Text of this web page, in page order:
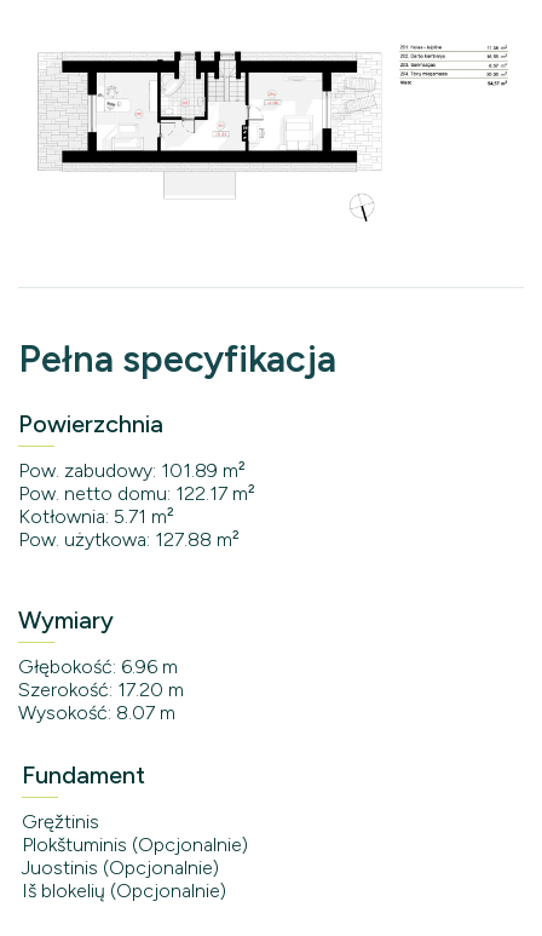
Pełna specyfikacja
Powierzchnia
Pow. zabudowy: 101.89 m²
Pow. netto domu: 122.17 m²
Kotłownia: 5.71 m²
Pow. użytkowa: 127.88 m²
Wymiary
Głębokość: 6.96 m
Szerokość: 17.20 m
Wysokość: 8.07 m
Fundament
Gręžtinis
Plokštuminis (Opcjonalnie)
Juostinis (Opcjonalnie)
Iš blokelių (Opcjonalnie)